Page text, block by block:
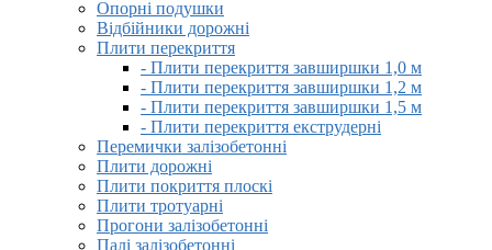
Опорні подушки
Відбійники дорожні
Плити перекриття
- Плити перекриття завширшки 1,0 м
- Плити перекриття завширшки 1,2 м
- Плити перекриття завширшки 1,5 м
- Плити перекриття екструдерні
Перемички залізобетонні
Плити дорожні
Плити покриття плоскі
Плити тротуарні
Прогони залізобетонні
Палі залізобетонні